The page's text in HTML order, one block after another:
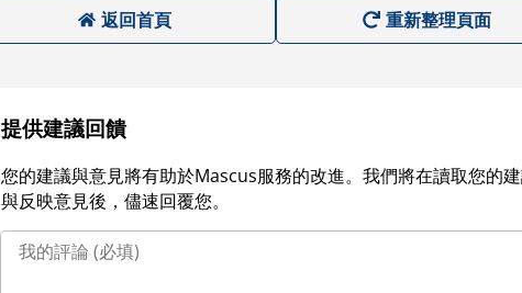
返回首頁 重新整理頁面
提供建議回饋
您的建議與意見將有助於Mascus服務的改進。我們將在讀取您的
與反映意見後，儘速回覆您。